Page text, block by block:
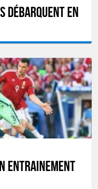
débarquent en
entrainement